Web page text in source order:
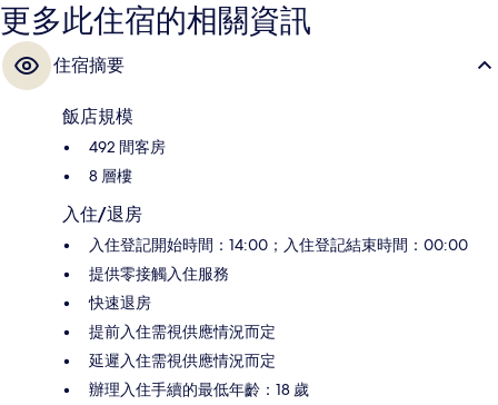
更多此住宿的相關資訊
住宿摘要
飯店規模
492 間客房
8 層樓
入住/退房
入住登記開始時間：14:00；入住登記結束時間：00:00
提供零接觸入住服務
快速退房
提前入住需視供應情況而定
延遲入住需視供應情況而定
辦理入住手續的最低年齡：18 歲